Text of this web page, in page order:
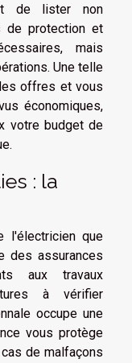
de lister non
de protection et
mais
Une telle
offres et vous
économiques,
votre budget de
: la
l'électricien que
des assurances
aux travaux
à vérifier
occupe une
vous protège
de malfaçons